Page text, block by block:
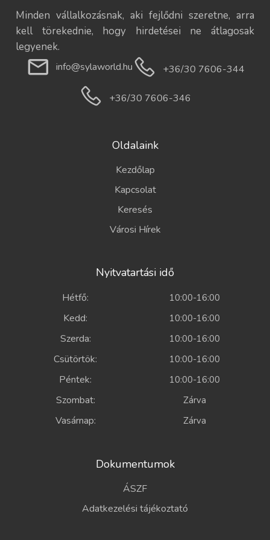
Minden vállalkozásnak, aki fejlődni szeretne, arra
kell törekednie, hogy hirdetései ne átlagosak
legyenek.
info@sylaworld.hu +36/30 7606-344
+36/30 7606-346
Oldalaink
Kezdőlap
Kapcsolat
Keresés
Városi Hírek
Nyitvatartási idő
Hétfő: 10:00-16:00
Kedd: 10:00-16:00
Szerda: 10:00-16:00
Csütörtök: 10:00-16:00
Péntek: 10:00-16:00
Szombat: Zárva
Vasárnap: Zárva
Dokumentumok
ÁSZF
Adatkezelési tájékoztató